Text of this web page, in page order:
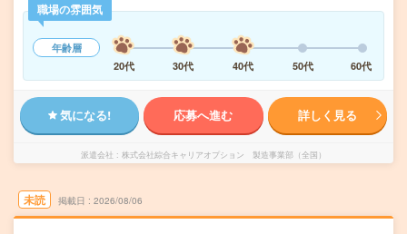
職場の雰囲気
年齢層
20代
30代 40代 50代 60代
気になる! 応募へ進む 詳しく見る
派遣会社 株式会社綜合キャリアオプション 製造事業部（全国）
未読 掲載日 2026/08/06